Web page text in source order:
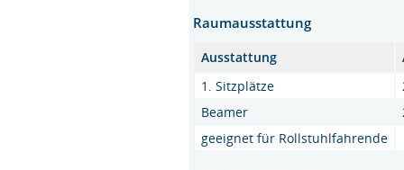
Raumausstattung
Ausstattung
1. Sitzplätze
Beamer
geeignet für Rollstuhlfahrende